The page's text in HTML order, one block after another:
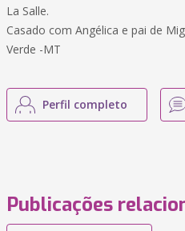
La Salle.
Casado com Angélica e pai de
Verde -MT
Perfil completo
Publicações